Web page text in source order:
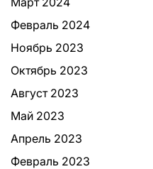
Февраль 2024
Ноябрь 2023
Октябрь 2023
Август 2023
Май 2023
Апрель 2023
Февраль 2023